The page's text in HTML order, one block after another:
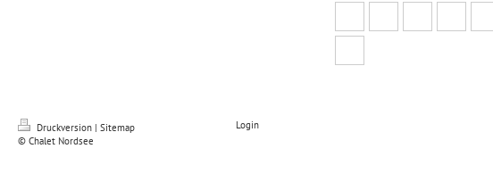
Druckversion | Sitemap
© Chalet Nordsee
Login